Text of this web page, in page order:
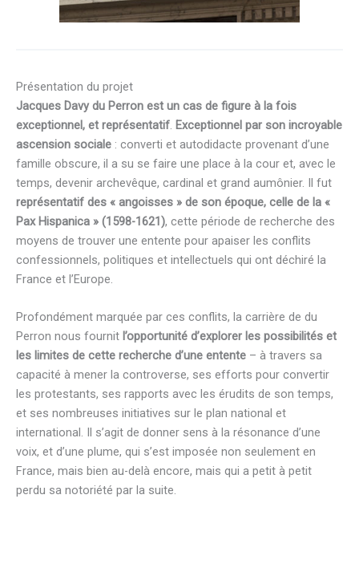
Présentation du projet
Jacques Davy du Perron est un cas de figure à la fois
exceptionnel, et représentatif. Exceptionnel par son incroyable
ascension sociale : converti et autodidacte provenant d’une
famille obscure, il a su se faire une place à la cour et, avec le
temps, devenir archevêque, cardinal et grand aumônier. Il fut
représentatif des « angoisses » de son époque, celle de la «
Pax Hispanica » (1598-1621), cette période de recherche des
moyens de trouver une entente pour apaiser les conflits
confessionnels, politiques et intellectuels qui ont déchiré la
France et l’Europe.
Profondément marquée par ces conflits, la carrière de du
Perron nous fournit l’opportunité d’explorer les possibilités et
les limites de cette recherche d’une entente – à travers sa
capacité à mener la controverse, ses efforts pour convertir
les protestants, ses rapports avec les érudits de son temps,
et ses nombreuses initiatives sur le plan national et
international. Il s’agit de donner sens à la résonance d’une
voix, et d’une plume, qui s’est imposée non seulement en
France, mais bien au-delà encore, mais qui a petit à petit
perdu sa notoriété par la suite.